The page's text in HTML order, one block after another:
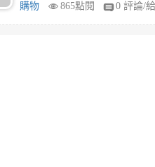
購物 865點閱 0 評論/